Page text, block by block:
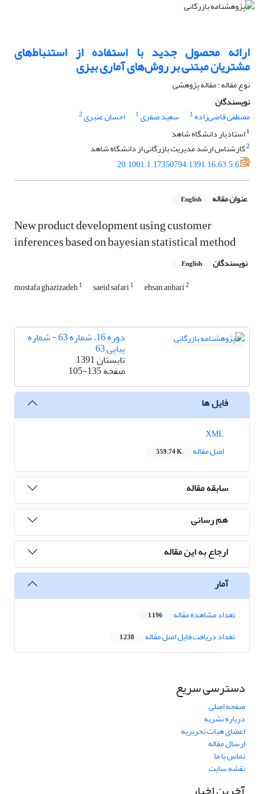
ارائه محصول جدید با استفاده از استنباط‌های
مشتریان مبتنی بر روش‌های آماری بیزی
نوع مقاله : مقاله پژوهشی
نویسندگان
مصطفی قاضی‌زاده1 سعید صفری1 احسان عنبری2
1استادیار دانشگاه شاهد
2کارشناس ارشد مدیریت بازرگانی از دانشگاه شاهد
20.1001.1.17350794.1391.16.63.5.6
عنوان مقاله English
New product development using customer
inferences based on bayesian statistical method
نویسندگان English
mostafa ghazizadeh1 saeid safari1 ehsan anbari2
دوره 16، شماره 63 - شماره
پیاپی 63
تابستان 1391
صفحه105-135
فایل ها
اصل مقاله
559.74 K
سابقه مقاله
هم رسانی
ارجاع به این مقاله
آمار
تعداد مشاهده مقاله 1,196
تعداد دریافت فایل اصل مقاله 1,238
دسترسی سریع
صفحه اصلی
درباره نشریه
اعضای هیات تحریریه
ارسال مقاله
تماس با ما
نقشه سایت